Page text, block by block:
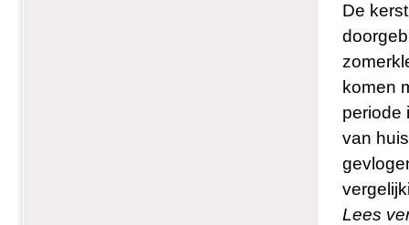
De
komen
periode
van
Lees